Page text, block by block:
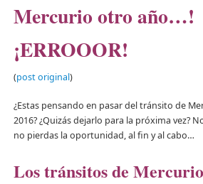
Mercurio otro año…!
¡ERROOOR!
(post original)
¿Estas pensando en pasar del tránsito de
2016? ¿Quizás dejarlo para la próxima vez?
no pierdas la oportunidad, al fin y al cabo…
Los tránsitos de